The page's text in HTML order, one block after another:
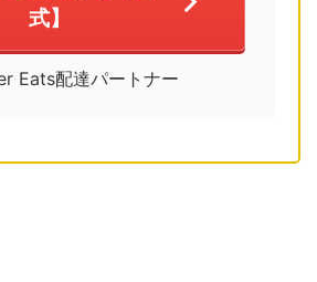
式】
Eats配達パートナー